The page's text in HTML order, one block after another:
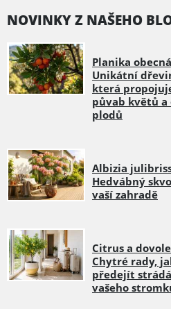
NOVINKY Z NAŠEHO
Planika
Unikátní
která
půvab květů a
plodů
Albizia
Hedvábný
vaší zahradě
Citrus a
Chytré rady,
předejít
vašeho